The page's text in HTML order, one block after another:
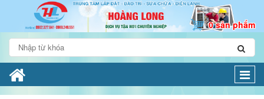
0 sản phẩm